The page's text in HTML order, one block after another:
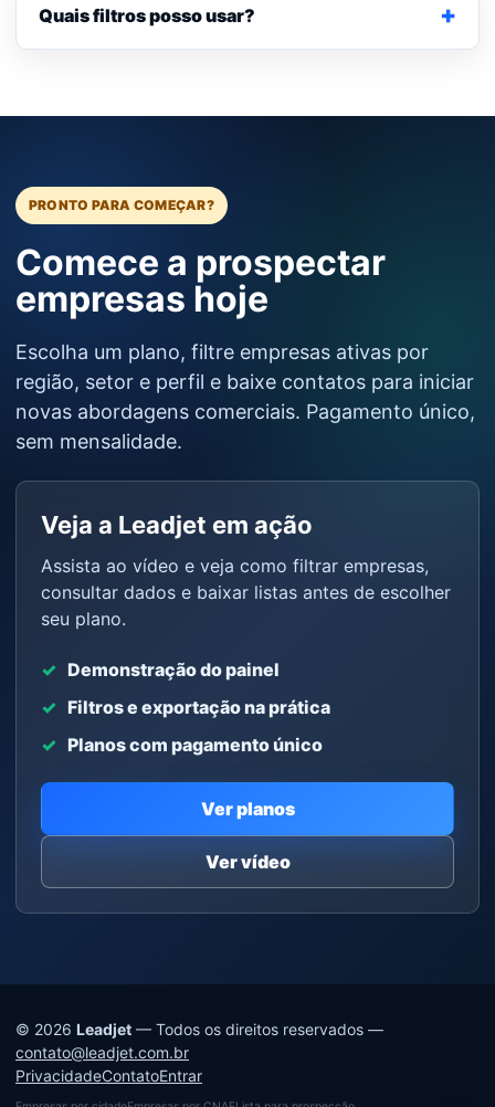
Quais filtros posso usar?
PRONTO PARA COMEÇAR?
Comece a prospectar
empresas hoje
Escolha um plano, filtre empresas ativas por
região, setor e perfil e baixe contatos para iniciar
novas abordagens comerciais. Pagamento único,
sem mensalidade.
Veja a Leadjet em ação
Assista ao vídeo e veja como filtrar empresas,
consultar dados e baixar listas antes de escolher
seu plano.
Demonstração do painel
Filtros e exportação na prática
Planos com pagamento único
Ver planos
Ver vídeo
© 2026 Leadjet — Todos os direitos reservados —
contato@leadjet.com.br
PrivacidadeContatoEntrar